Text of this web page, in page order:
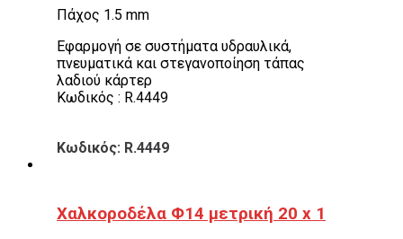
Πάχος 1.5 mm
Εφαρμογή σε συστήματα υδραυλικά,
πνευματικά και στεγανοποίηση τάπας
λαδιού κάρτερ
Κωδικός : R.4449
Κωδικός: R.4449
Χαλκοροδέλα Φ14 μετρική 20 x 1